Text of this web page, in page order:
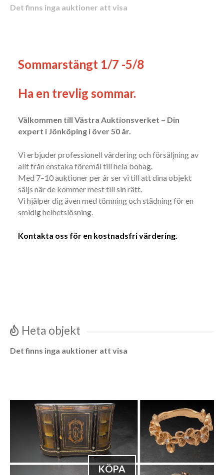
Det finns inga auktioner att visa
Sommarstängt 1/7 -5/8
Ha en trevlig sommar.
Välkommen till Västra Auktionsverket – Din
expert i Jönköping i över 50 år.
Vi erbjuder professionell värdering och försäljning av
allt från enstaka föremål till hela bohag.
Med 7–10 auktioner per år ser vi till att dina objekt
säljs när de kommer mest till sin rätt.
Vi hjälper dig även med tömning och städning för en
smidig helhetslösning.
Kontakta oss för en kostnadsfri värdering.
Heta objekt
Det finns inga auktioner att visa
KÖPA